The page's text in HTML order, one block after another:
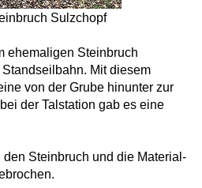
Sulzchopf
ehemaligen Steinbruch
Mit diesem
von der Grube hinunter zur
der Talstation gab es eine
den Steinbruch und die Material-